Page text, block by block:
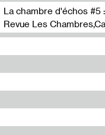
Resonance
La chambre d'échos #5
Revue Les